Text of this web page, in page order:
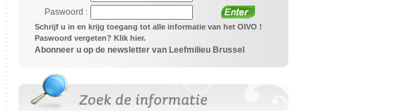
Paswoord :
Schrijf u in en krijg toegang tot alle informatie van het OIVO !
Paswoord vergeten? Klik hier.
Abonneer u op de newsletter van Leefmilieu Brussel